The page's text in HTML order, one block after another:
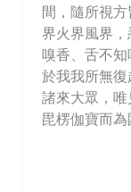
間，隨所視
界火界風界
嗅香、舌不知
於我我所無
諸來大眾，
毘楞伽寶而為